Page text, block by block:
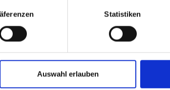
Statistiken
Auswahl erlauben